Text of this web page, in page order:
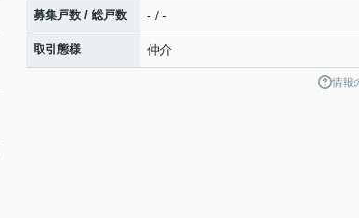
募集戸数 / 総戸数 - / -
取引態様 仲介
情報